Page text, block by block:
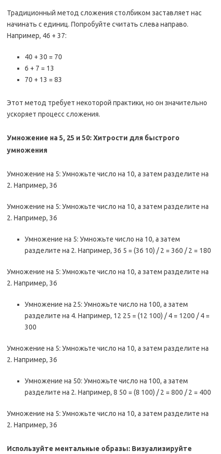
Традиционный метод сложения столбиком заставляет нас
начинать с единиц. Попробуйте считать слева направо.
Например, 46 + 37:
40 + 30 = 70
6 + 7 = 13
70 + 13 = 83
Этот метод требует некоторой практики, но он значительно
ускоряет процесс сложения.
Умножение на 5, 25 и 50: Хитрости для быстрого
умножения
Умножение на 5: Умножьте число на 10, а затем разделите на
2. Например, 36
Умножение на 5: Умножьте число на 10, а затем разделите на
2. Например, 36
Умножение на 5: Умножьте число на 10, а затем
разделите на 2. Например, 36 5 = (36 10) / 2 = 360 / 2 = 180
Умножение на 5: Умножьте число на 10, а затем разделите на
2. Например, 36
Умножение на 25: Умножьте число на 100, а затем
разделите на 4. Например, 12 25 = (12 100) / 4 = 1200 / 4 =
300
Умножение на 5: Умножьте число на 10, а затем разделите на
2. Например, 36
Умножение на 50: Умножьте число на 100, а затем
разделите на 2. Например, 8 50 = (8 100) / 2 = 800 / 2 = 400
Умножение на 5: Умножьте число на 10, а затем разделите на
2. Например, 36
Используйте ментальные образы: Визуализируйте